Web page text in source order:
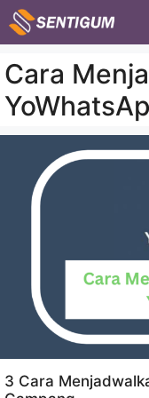
Skip
to
Cara
3 Cara